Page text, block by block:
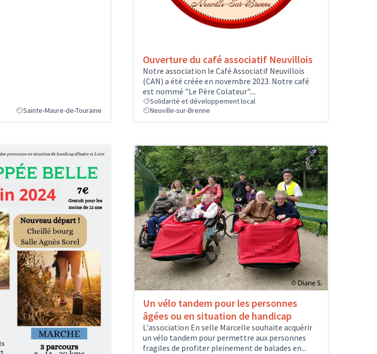
Sainte-Maure-de-Touraine
Ouverture du café associatif Neuvillois
Notre association le Café Associatif Neuvillois
(CAN) a été créée en novembre 2023. Notre café
est nommé "Le Père Colateur"....
Solidarité et développement local
Neuville-sur-Brenne
Un vélo tandem pour les personnes
âgées ou en situation de handicap
L'association En selle Marcelle souhaite acquérir
un vélo tandem pour permettre aux personnes
fragiles de profiter pleinement de balades en...